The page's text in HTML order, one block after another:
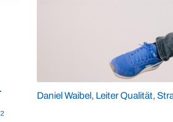
Daniel Waibel, Leiter Qualität,